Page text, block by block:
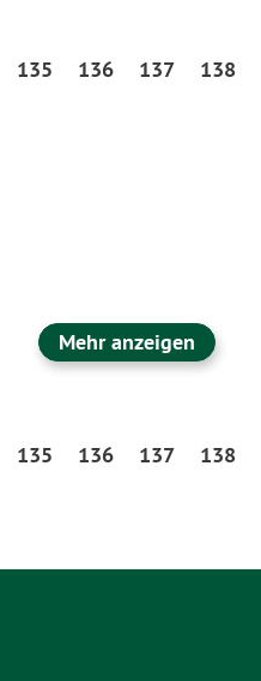
135 136 137 138
Mehr anzeigen
135 136 137 138